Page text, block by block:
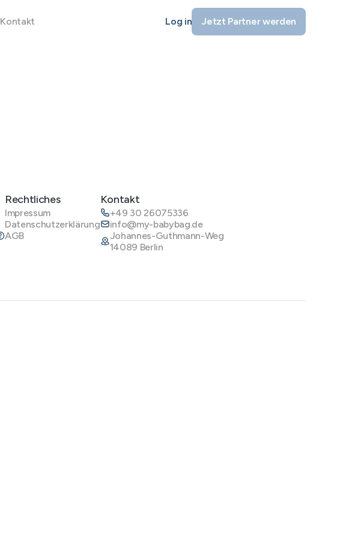
Kontakt Log in Jetzt Partner werden
Rechtliches
Impressum
Datenschutzerklärung
AGB
Kontakt
+49 30 26075336
info@my-babybag.de
Johannes-Guthmann-Weg
14089 Berlin